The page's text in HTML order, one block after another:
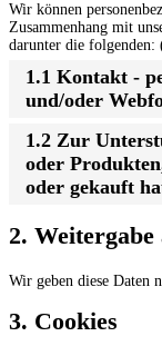
Wir können
Zusammenhang mit
darunter die folgenden:
1.1 Kontakt -
und/oder
1.2 Zur
oder
oder gekauft
2.
Wir geben diese Daten
3. Cookies